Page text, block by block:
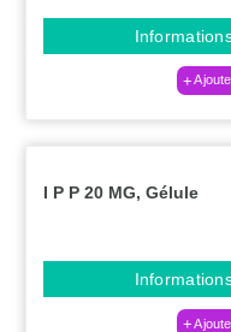
I P P 20 MG, Gélule